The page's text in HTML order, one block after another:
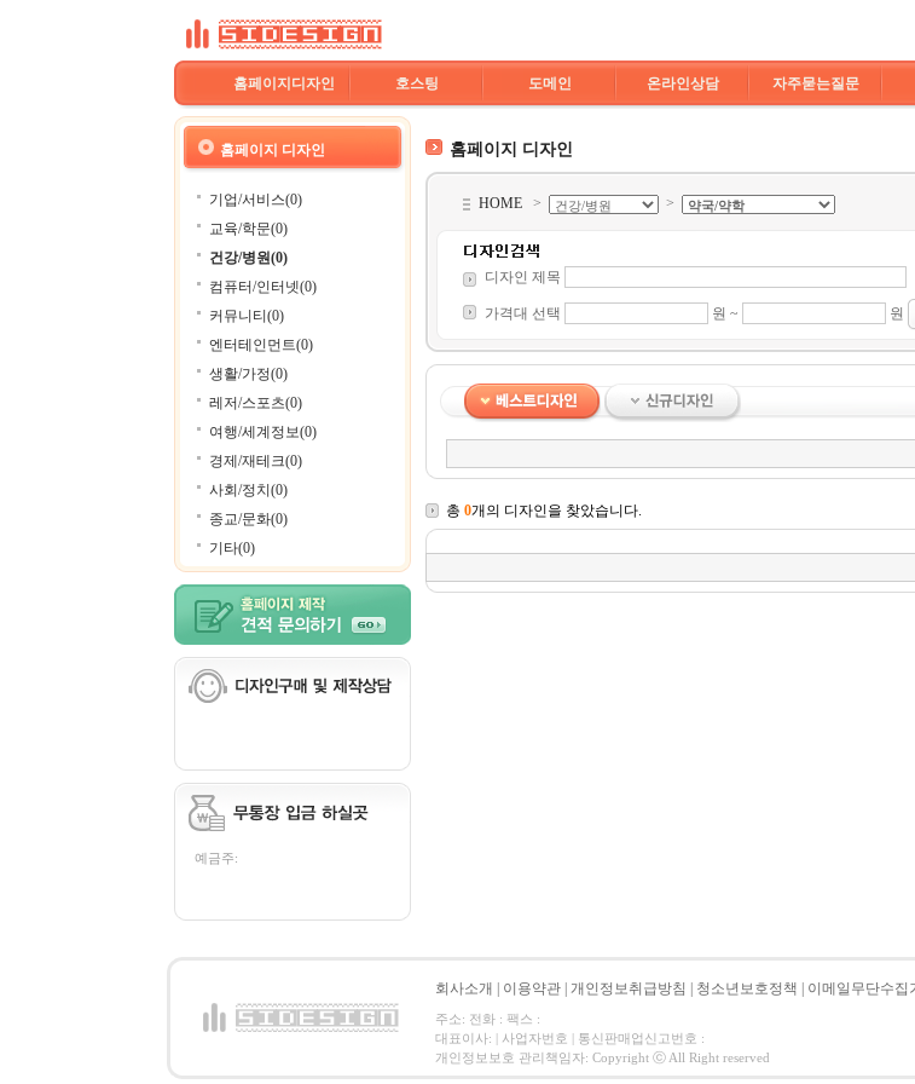
홈페이지디자인 호스팅 도메인 온라인상담 자주묻는질문
홈페이지 디자인
기업/서비스(0)
교육/학문(0)
건강/병원(0)
컴퓨터/인터넷(0)
커뮤니티(0)
엔터테인먼트(0)
생활/가정(0)
레저/스포츠(0)
여행/세계정보(0)
경제/재테크(0)
사회/정치(0)
종교/문화(0)
기타(0)
예금주:
홈페이지 디자인
HOME > >
디자인 제목
가격대 선택 원 ~ 원
총 0개의 디자인을 찾았습니다.
회사소개 이용약관 개인정보취급방침 청소년보호정책 이메일무단수집
주소: 전화 : 팩스 :
대표이사: | 사업자번호 | 통신판매업신고번호 :
개인정보보호 관리책임자: Copyright ⓒ All Right reserved